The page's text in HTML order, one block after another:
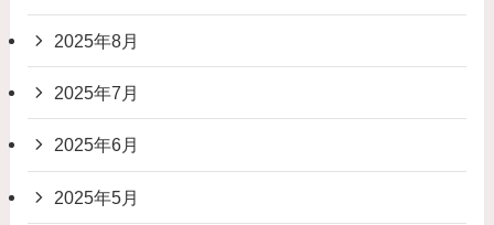
2025年8月
2025年7月
2025年6月
2025年5月